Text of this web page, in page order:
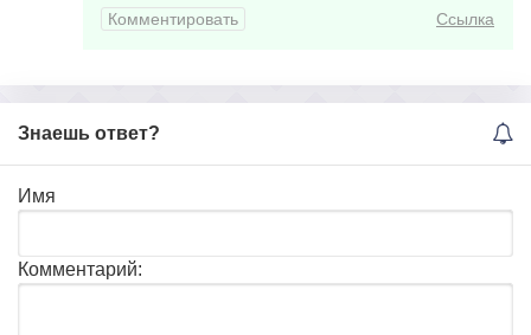
Комментировать Ссылка
Знаешь ответ?
Имя
Комментарий: